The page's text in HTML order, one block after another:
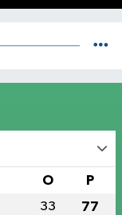
O P
33 77